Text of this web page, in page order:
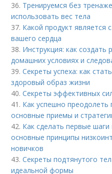
36. Тренируемся без
использовать вес тела
37. Какой продукт
вашего сердца
38. Инструкция: как
домашних условиях и
39.Секреты успеха: как
здоровый образ жизни
40.Секреты эффективных
41. Как успешно преодолеть
основные приемы и
42. Как сделать первые
основные принципы
новичков
43.Секреты подтянутого
идеальной формы